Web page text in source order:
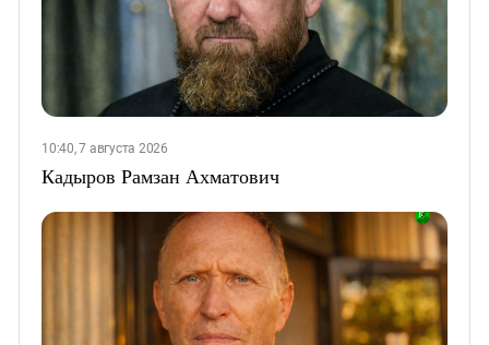
10:40, 7 августа 2026
Кадыров Рамзан Ахматович